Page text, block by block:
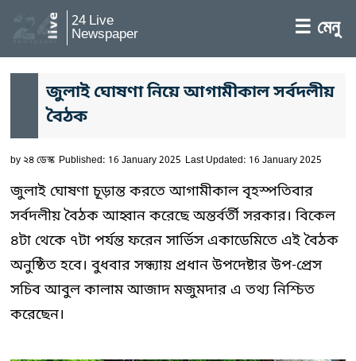
24 Live
Newspaper ☰ মেনু
জুলাই ঘোষণা নিয়ে আগামীকাল সর্বদলীয়
বৈঠক
by২৪ ডেস্ক Published: 16 January 2025 Last Updated: 16 January 2025
জুলাই ঘোষণা চূড়ান্ত করতে আগামীকাল বৃহস্পতিবার
সর্বদলীয় বৈঠক আহ্বান করেছে অন্তর্বর্তী সরকার। বিকেল
৪টা থেকে ৭টা পর্যন্ত ফরেন সার্ভিস একাডেমিতে এই বৈঠক
অনুষ্ঠিত হবে। বুধবার সন্ধ্যায় প্রধান উপদেষ্টার উপ-প্রেস
সচিব আবুল কালাম আজাদ মজুমদার এ তথ্য নিশ্চিত
করেছেন।